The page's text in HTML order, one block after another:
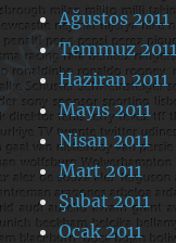
Ağustos 2011
Temmuz 2011
Haziran 2011
Mayıs 2011
Nisan 2011
Mart 2011
Şubat 2011
Ocak 2011